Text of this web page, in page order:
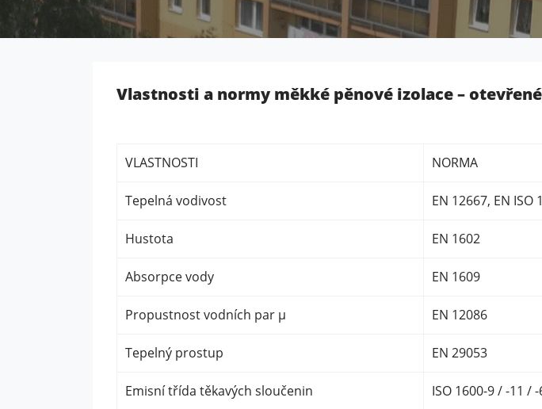
Vlastnosti a normy měkké pěnové izolace –
VLASTNOSTI NORMA
Tepelná vodivost EN 12667, EN ISO
Hustota EN 1602
Absorpce vody EN 1609
Propustnost vodních par μ EN 12086
Tepelný prostup EN 29053
Emisní třída těkavých sloučenin ISO 1600-9 / -11 /